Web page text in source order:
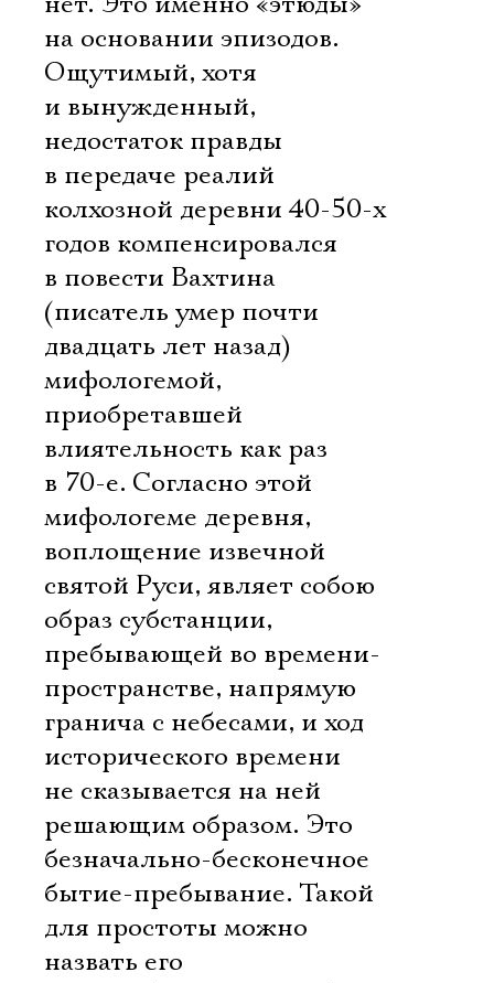
на основании эпизодов.
Ощутимый, хотя
и вынужденный,
недостаток правды
в передаче реалий
колхозной деревни 40-50-х
годов компенсировался
в повести Вахтина
(писатель умер почти
двадцать лет назад)
мифологемой,
приобретавшей
влиятельность как раз
в 70-е. Согласно этой
мифологеме деревня,
воплощение извечной
святой Руси, являет собою
образ субстанции,
пребывающей во времени-
пространстве, напрямую
гранича с небесами, и ход
исторического времени
не сказывается на ней
решающим образом. Это
безначально-бесконечное
бытие-пребывание. Такой 
для простоты можно
назвать его